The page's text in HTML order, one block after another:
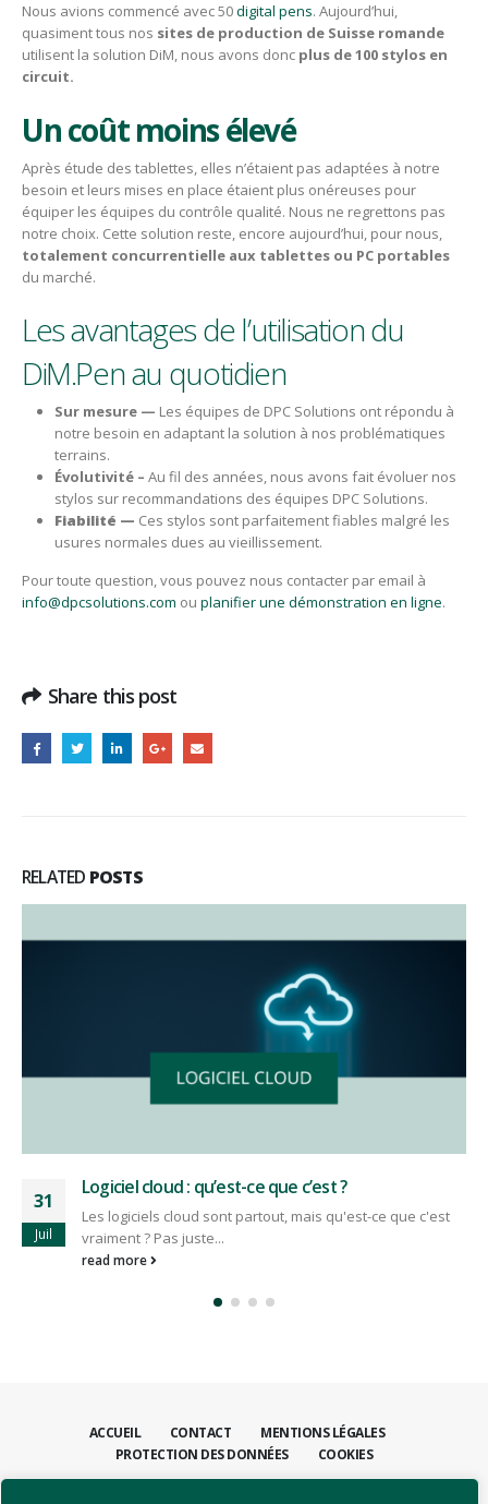
Nous avions commencé avec 50digital pens. Aujourd’hui,
quasiment tous nos sites de production de Suisse romande
utilisent la solution DiM, nous avons donc plus de 100 stylos en
circuit.
Un coût moins élevé
Après étude des tablettes, elles n’étaient pas adaptées à notre
besoin et leurs mises en place étaient plus onéreuses pour
équiper les équipes du contrôle qualité. Nous ne regrettons pas
notre choix. Cette solution reste, encore aujourd’hui, pour nous,
totalement concurrentielle aux tablettes ou PC portables
du marché.
Les avantages de l’utilisation du
DiM.Pen au quotidien
Sur mesure — Les équipes de DPC Solutions ont répondu à
notre besoin en adaptant la solution à nos problématiques
terrains.
Évolutivité – Au fil des années, nous avons fait évoluer nos
stylos sur recommandations des équipes DPC Solutions.
Fiabilité — Ces stylos sont parfaitement fiables malgré les
usures normales dues au vieillissement.
Pour toute question, vous pouvez nous contacter par email à
info@dpcsolutions.com ou planifier une démonstration en ligne.
Share this post
RELATED POSTS
31
Juil
Logiciel cloud : qu’est-ce que c’est ?
Les logiciels cloud sont partout, mais qu'est-ce que c'est
vraiment ? Pas juste...
read more
ACCUEIL CONTACT
MENTIONS LÉGALES
PROTECTION DES DONNÉES
COOKIES